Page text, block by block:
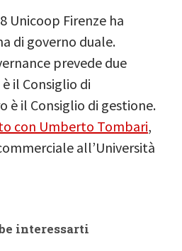
Unicoop Firenze ha
di governo duale.
prevede due
il Consiglio di
è il Consiglio di gestione.
con Umberto Tombari,
all’Università
interessarti